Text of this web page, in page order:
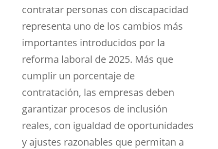
contratar personas con discapacidad
representa uno de los cambios más
importantes introducidos por la
reforma laboral de 2025. Más que
cumplir un porcentaje de
contratación, las empresas deben
garantizar procesos de inclusión
reales, con igualdad de oportunidades
y ajustes razonables que permitan a